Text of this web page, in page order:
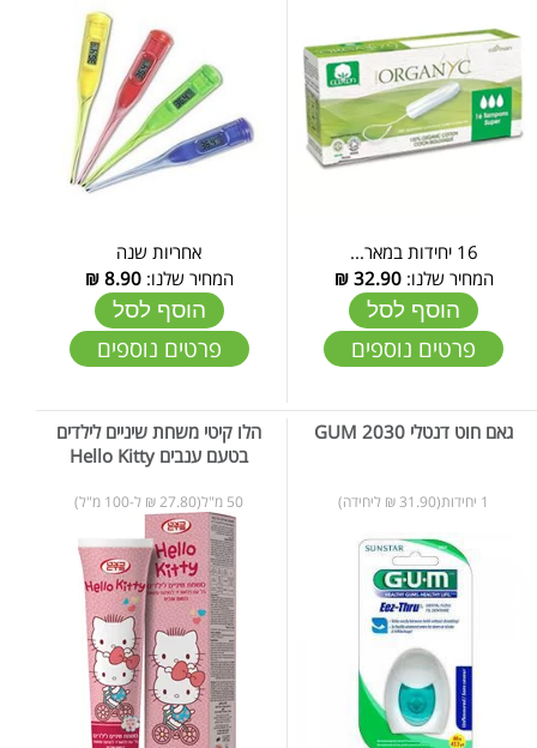
16 יחידות במאר...
המחיר שלנו:32.90
₪
הוסף לסל
פרטים נוספים
אחריות שנה
המחיר שלנו:8.90
₪
הוסף לסל
פרטים נוספים
גאם חוט דנטלי GUM 2030
1 יחידות(31.90 ₪ ליחידה)
הלו קיטי משחת שיניים לילדים
בטעם ענבים Hello Kitty
50 מ"ל(27.80 ₪ ל-100 מ"ל)